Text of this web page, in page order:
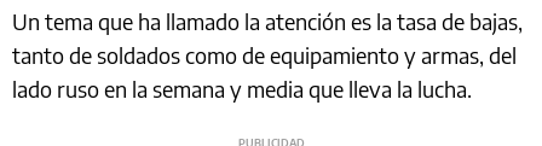
Un tema que ha llamado la atención es la tasa de bajas,
tanto de soldados como de equipamiento y armas, del
lado ruso en la semana y media que lleva la lucha.